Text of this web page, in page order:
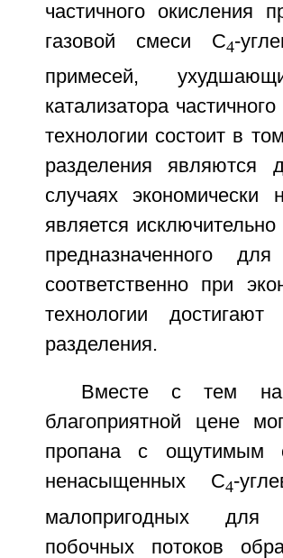
частичного окисления
газовой смеси С4-
примесей,
катализатора
технологии состоит в
разделения являются
случаях
является
предназначенного
соответственно при
технологии
разделения.
Вместе с тем
благоприятной цене
пропана с ощутимым
ненасыщенных С4-
малопригодных для
побочных потоков